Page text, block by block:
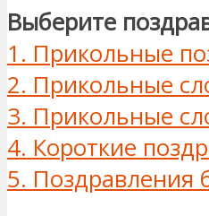
Выберите
1. Прикольные
2. Прикольные
3. Прикольные
4. Короткие
5. Поздравления